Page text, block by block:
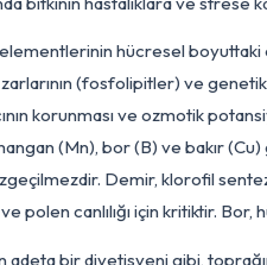
Domatesin analitik gübreleme
özellikle vegetatif büyüme
elzem olan azot, fotosentez
olumsuz etkileyebilir. Fosfor
(ATP ve ADP) temel bir rol
zamanda bitkinin hastalıklara
Besin elementlerinin